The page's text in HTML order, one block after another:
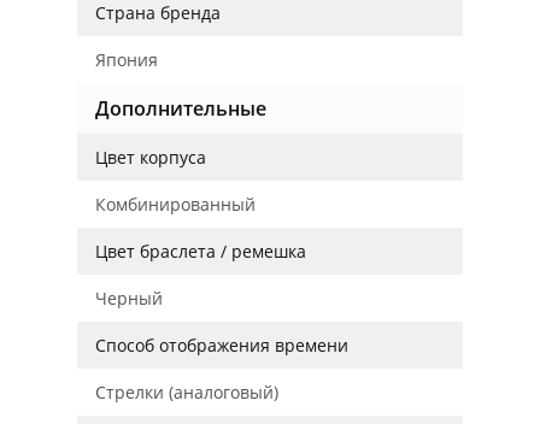
Страна бренда
Япония
Дополнительные
Цвет корпуса
Комбинированный
Цвет браслета / ремешка
Черный
Способ отображения времени
Стрелки (аналоговый)